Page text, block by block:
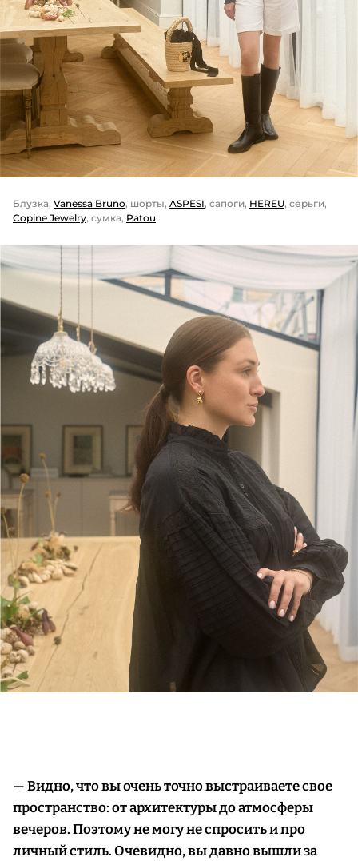
Блузка, Vanessa Bruno, шорты, ASPESI, сапоги, HEREU, серьги,
Copine Jewelry, сумка, Patou
— Видно, что вы очень точно выстраиваете свое
пространство: от архитектуры до атмосферы
вечеров. Поэтому не могу не спросить и про
личный стиль. Очевидно, вы давно вышли за